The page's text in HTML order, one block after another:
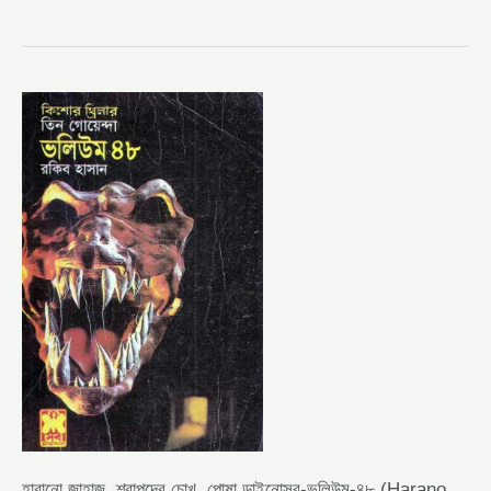
হারানো
জাহাজ,
শ্বাপদের
চোখ,
পোষা
ডাইনোসর-
ভলিউম-৪৮
(HARANO
JAHAJ,
SHAPDER
CHOK,
POSHA
DINOSHOR-
VOL-
48)